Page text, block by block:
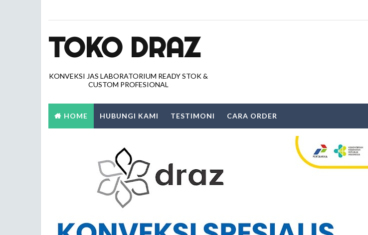
TOKO DRAZ
KONVEKSI JAS LABORATORIUM READY STOK &
CUSTOM PROFESIONAL
HOME HUBUNGI KAMI TESTIMONI CARA ORDER